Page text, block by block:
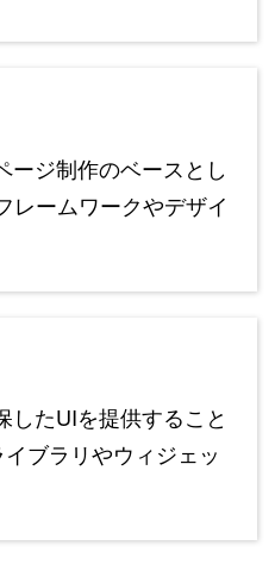
ージ制作のベースとし
レームワークやデザイ
したUIを提供すること
ブラリやウィジェッ